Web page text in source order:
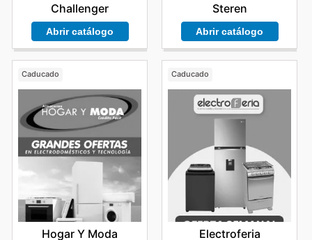
Challenger
Abrir catálogo
Steren
Abrir catálogo
Caducado
Hogar Y Moda
Caducado
Electroferia